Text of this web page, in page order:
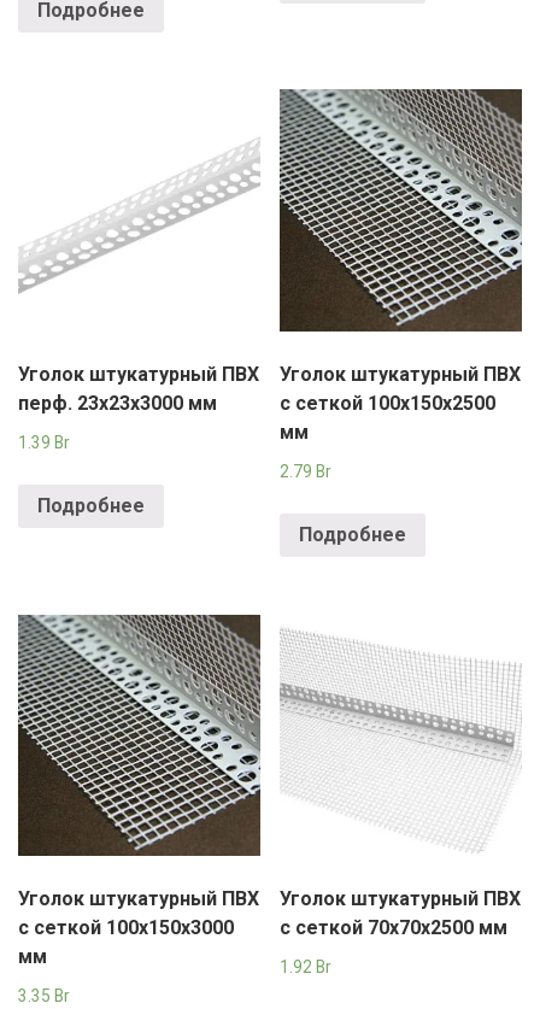
Подробнее
Уголок штукатурный ПВХ
перф. 23х23х3000 мм
1.39 Br
Подробнее
Уголок штукатурный ПВХ
с сеткой 100х150х2500
мм
2.79 Br
Подробнее
Уголок штукатурный ПВХ
с сеткой 100х150х3000
мм
3.35 Br
Уголок штукатурный ПВХ
с сеткой 70х70х2500 мм
1.92 Br